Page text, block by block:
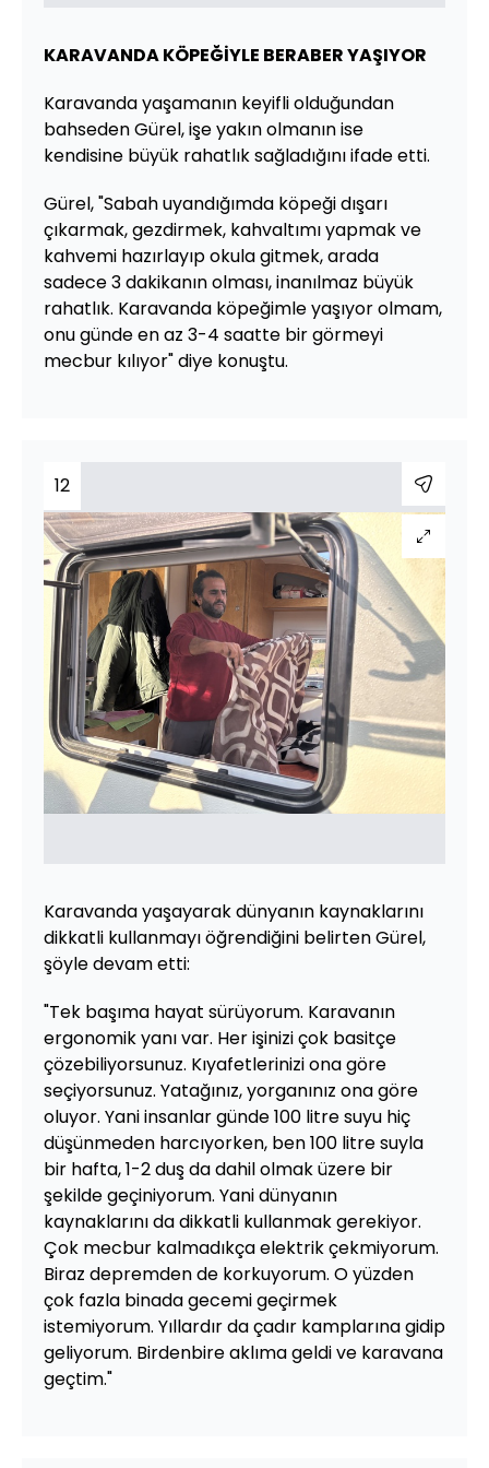
KARAVANDA KÖPEĞİYLE BERABER YAŞIYOR
Karavanda yaşamanın keyifli olduğundan
bahseden Gürel, işe yakın olmanın ise
kendisine büyük rahatlık sağladığını ifade etti.
Gürel, "Sabah uyandığımda köpeği dışarı
çıkarmak, gezdirmek, kahvaltımı yapmak ve
kahvemi hazırlayıp okula gitmek, arada
sadece 3 dakikanın olması, inanılmaz büyük
rahatlık. Karavanda köpeğimle yaşıyor olmam,
onu günde en az 3-4 saatte bir görmeyi
mecbur kılıyor" diye konuştu.
12
Karavanda yaşayarak dünyanın kaynaklarını
dikkatli kullanmayı öğrendiğini belirten Gürel,
şöyle devam etti:
"Tek başıma hayat sürüyorum. Karavanın
ergonomik yanı var. Her işinizi çok basitçe
çözebiliyorsunuz. Kıyafetlerinizi ona göre
seçiyorsunuz. Yatağınız, yorganınız ona göre
oluyor. Yani insanlar günde 100 litre suyu hiç
düşünmeden harcıyorken, ben 100 litre suyla
bir hafta, 1-2 duş da dahil olmak üzere bir
şekilde geçiniyorum. Yani dünyanın
kaynaklarını da dikkatli kullanmak gerekiyor.
Çok mecbur kalmadıkça elektrik çekmiyorum.
Biraz depremden de korkuyorum. O yüzden
çok fazla binada gecemi geçirmek
istemiyorum. Yıllardır da çadır kamplarına gidip
geliyorum. Birdenbire aklıma geldi ve karavana
geçtim."